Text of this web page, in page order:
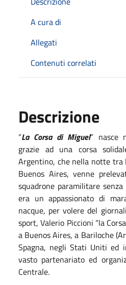
A cura di
Allegati
Contenuti correlati
Descrizione
“La Corsa di Miguel” nasce
grazie ad una corsa
Argentino, che nella notte tra
Buenos Aires, venne
squadrone paramilitare
era un appassionato di
nacque, per volere del
sport, Valerio Piccioni “la
a Buenos Aires, a Bariloche
Spagna, negli Stati Uniti ed
vasto partenariato ed
Centrale.